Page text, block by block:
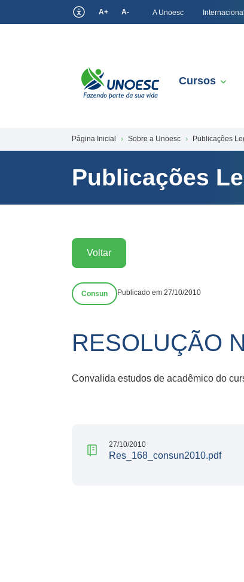
A+ A- A Unoesc
Cursos
Página Inicial Sobre a Unoesc Publicações
Publicações
Voltar
Consun Publicado em 27/10/2010
RESOLUÇÃO
Convalida estudos de acadêmico do
27/10/2010
Res_168_consun2010.pdf